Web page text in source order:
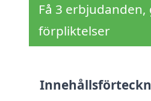
Få 3
förpliktelser